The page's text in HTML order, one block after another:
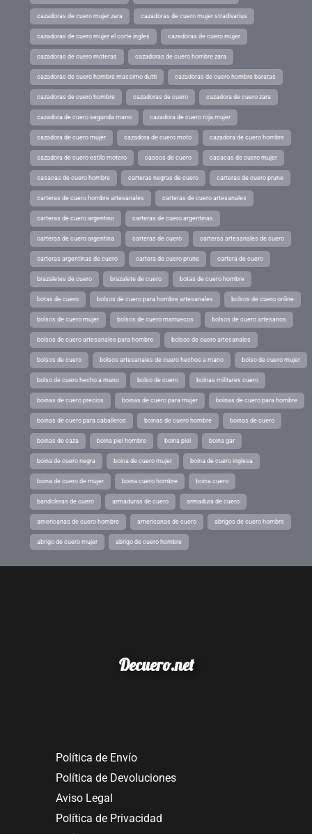
cazadoras de cuero mujer zara cazadoras de cuero mujer stradivarius
cazadoras de cuero mujer el corte ingles cazadoras de cuero mujer
cazadoras de cuero moteras cazadoras de cuero hombre zara
cazadoras de cuero hombre massimo dutti cazadoras de cuero hombre baratas
cazadoras de cuero hombre cazadoras de cuero cazadora de cuero zara
cazadora de cuero segunda mano cazadora de cuero roja mujer
cazadora de cuero mujer cazadora de cuero moto cazadora de cuero hombre
cazadora de cuero estilo motero cascos de cuero casacas de cuero mujer
casacas de cuero hombre carteras negras de cuero carteras de cuero prune
carteras de cuero hombre artesanales carteras de cuero artesanales
carteras de cuero argentino carteras de cuero argentinas
carteras de cuero argentina carteras de cuero carteras artesanales de cuero
carteras argentinas de cuero cartera de cuero prune cartera de cuero
brazaletes de cuero brazalete de cuero botas de cuero hombre
botas de cuero bolsos de cuero para hombre artesanales bolsos de cuero online
bolsos de cuero mujer bolsos de cuero marruecos bolsos de cuero artesanos
bolsos de cuero artesanales para hombre bolsos de cuero artesanales
bolsos de cuero bolsos artesanales de cuero hechos a mano bolso de cuero mujer
bolso de cuero hecho a mano bolso de cuero boinas militares cuero
boinas de cuero precios boinas de cuero para mujer boinas de cuero para hombre
boinas de cuero para caballeros boinas de cuero hombre boinas de cuero
boinas de caza boina piel hombre boina piel boina gar
boina de cuero negra boina de cuero mujer boina de cuero inglesa
boina de cuero de mujer boina cuero hombre boina cuero
bandoleras de cuero armaduras de cuero armadura de cuero
americanas de cuero hombre americanas de cuero abrigos de cuero hombre
abrigo de cuero mujer abrigo de cuero hombre
Decuero.net
Política de Envío
Política de Devoluciones
Aviso Legal
Política de Privacidad